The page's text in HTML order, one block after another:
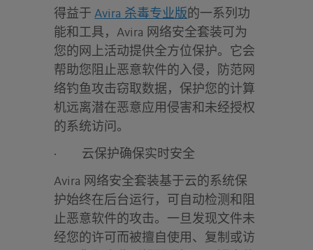
得益于Avira 杀毒专业版 的一系列功
能和工具，Avira 网络安全套装可为
您的网上活动提供全方位保护。它会
帮助您阻止恶意软件的入侵，防范网
络钓鱼攻击窃取数据，保护您的计算
机远离潜在恶意应用侵害和未经授权
的系统访问。
· 云保护确保实时安全
Avira 网络安全套装基于云的系统保
护始终在后台运行，可自动检测和阻
止恶意软件的攻击。一旦发现文件未
经您的许可而被擅自使用、复制或访